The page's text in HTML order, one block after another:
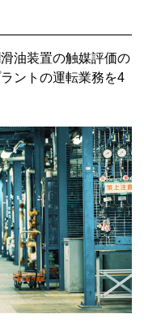
油装置の触媒評価の
ントの運転業務を4